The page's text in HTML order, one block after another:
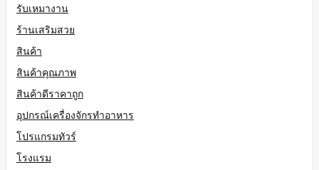
รับเหมางาน
ร้านเสริมสวย
สินค้า
สินค้าคุณภาพ
สินค้าดีราคาถูก
อุปกรณ์เครื่องจักรทำอาหาร
โปรแกรมทัวร์
โรงแรม